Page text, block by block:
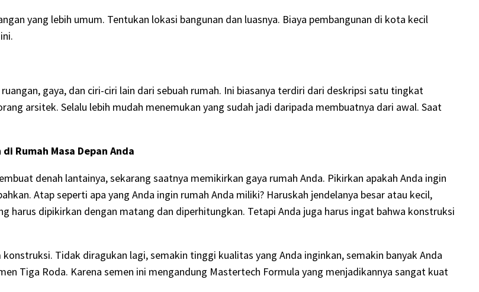
yang lebih umum. Tentukan lokasi bangunan dan luasnya. Biaya pembangunan di kota kecil
gaya, dan ciri-ciri lain dari sebuah rumah. Ini biasanya terdiri dari deskripsi satu tingkat
arsitek. Selalu lebih mudah menemukan yang sudah jadi daripada membuatnya dari awal. Saat
Rumah Masa Depan Anda
denah lantainya, sekarang saatnya memikirkan gaya rumah Anda. Pikirkan apakah Anda ingin
Atap seperti apa yang Anda ingin rumah Anda miliki? Haruskah jendelanya besar atau kecil,
harus dipikirkan dengan matang dan diperhitungkan. Tetapi Anda juga harus ingat bahwa konstruksi
Tidak diragukan lagi, semakin tinggi kualitas yang Anda inginkan, semakin banyak Anda
Tiga Roda. Karena semen ini mengandung Mastertech Formula yang menjadikannya sangat kuat